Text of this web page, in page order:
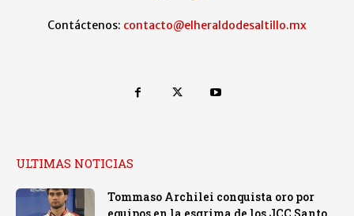
Contáctenos: contacto@elheraldodesaltillo.mx
ULTIMAS NOTICIAS
Tommaso Archilei conquista oro por